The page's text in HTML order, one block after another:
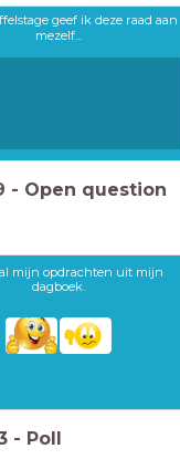
geef ik deze raad aan
mezelf...
- Open question
mijn opdrachten uit mijn
dagboek.
- Poll